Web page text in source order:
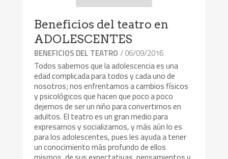
Beneficios del teatro en
ADOLESCENTES
BENEFICIOS DEL TEATRO / 06/09/2016
Todos sabemos que la adolescencia es una
edad complicada para todos y cada uno de
nosotros; nos enfrentamos a cambios físicos
y psicológicos que hacen que poco a poco
dejemos de ser un niño para convertirnos en
adultos. El teatro es un gran medio para
expresarnos y socializarnos, y más aún lo es
para los adolescentes, pues les ayuda a tener
un conocimiento más profundo de ellos